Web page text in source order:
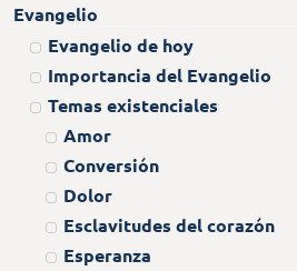
Evangelio
Evangelio de hoy
Importancia del Evangelio
Temas existenciales
Amor
Conversión
Dolor
Esclavitudes del corazón
Esperanza